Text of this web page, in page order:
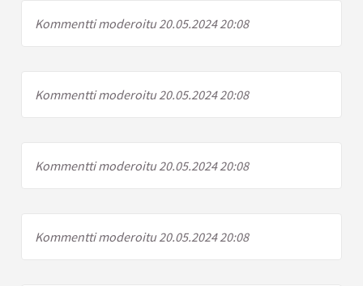
Kommentti moderoitu 20.05.2024 20:08
Kommentti moderoitu 20.05.2024 20:08
Kommentti moderoitu 20.05.2024 20:08
Kommentti moderoitu 20.05.2024 20:08